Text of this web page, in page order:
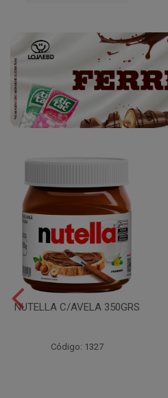
NUTELLA C/AVELA 350GRS
Código: 1327